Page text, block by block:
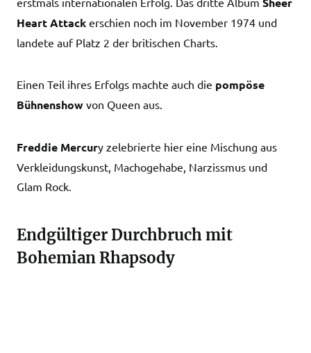
Heart Attack erschien noch im November 1974 und
landete auf Platz 2 der britischen Charts.
Einen Teil ihres Erfolgs machte auch die pompöse
Bühnenshow von Queen aus.
Freddie Mercury zelebrierte hier eine Mischung aus
Verkleidungskunst, Machogehabe, Narzissmus und
Glam Rock.
Endgültiger Durchbruch mit
Bohemian Rhapsody